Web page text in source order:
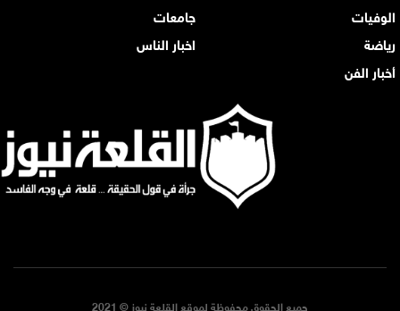
الوفيات
جامعات
رياضة
اخبار الناس
أخبار الفن
جميع الحقوق محفوظة لموقع القلعة نيوز © 2021